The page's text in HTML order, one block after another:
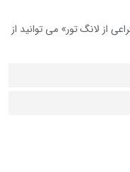
از لانگ تور» می توانید از